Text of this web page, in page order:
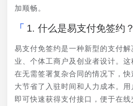
加顺畅。
1. 什么是易支付免签约？
易支付免签约是一种新型的支付
业、个体工商户及创业者设计。
在无需签署复杂合同的情况下，
大节省了入驻时间和人力成本。用
即可快速获得支付接口，便于在线